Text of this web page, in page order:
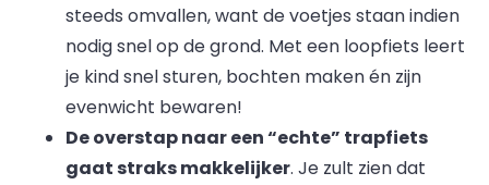
steeds omvallen, want de voetjes staan indien
nodig snel op de grond. Met een loopfiets leert
je kind snel sturen, bochten maken én zijn
evenwicht bewaren!
De overstap naar een “echte” trapfiets
gaat straks makkelijker. Je zult zien dat